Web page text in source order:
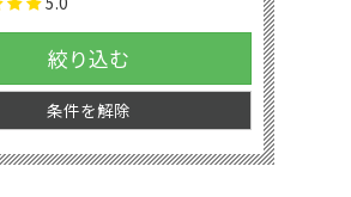
絞り込む
条件を解除